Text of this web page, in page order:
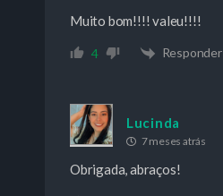
Muito bom!!!! valeu!!!!
4 Responder
Lucinda
7 meses atrás
Obrigada, abraços!